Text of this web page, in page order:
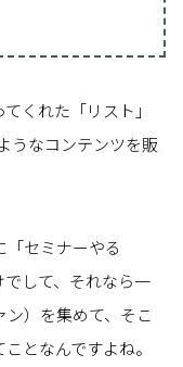
くれた「リスト」
うなコンテンツを販
セミナーやる
して、それなら一
）を集めて、そこ
となんですよね。